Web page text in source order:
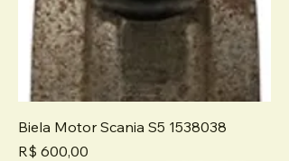
Biela Motor Scania S5 1538038
Preço
R$ 600,00